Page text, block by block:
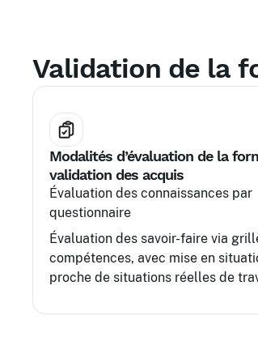
Validation de la
Modalités d’évaluation de la
validation des acquis
Évaluation des connaissances par
questionnaire
Évaluation des savoir-faire via
compétences, avec mise en
proche de situations réelles de